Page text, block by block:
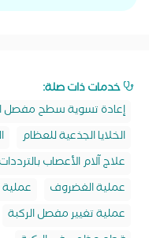
خدمات ذات صلة:
إعادة تسوية سطح مفصل
الخلايا الجذعية للعظام
علاج آلام الأعصاب
عملية الغضروف
عملية تغيير مفصل الركبة